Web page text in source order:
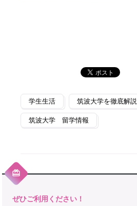
学生生活 筑波大学を徹底解説
筑波大学 留学情報